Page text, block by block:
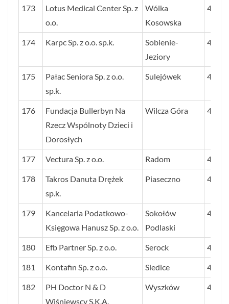
173
Lotus Medical Center Sp. z
o.o.
Wólka
Kosowska
46
174 Karpc Sp. z o.o. sp.k.
Sobienie-
Jeziory
46
175
Pałac Seniora Sp. z o.o.
sp.k.
Sulejówek 46
176
Fundacja Bullerbyn Na
Rzecz Wspólnoty Dzieci i
Dorosłych
Wilcza Góra 46
177 Vectura Sp. z o.o. Radom 46
178
Takros Danuta Drężek
sp.k.
Piaseczno 46
179
Kancelaria Podatkowo-
Księgowa Hanusz Sp. z o.o.
Sokołów
Podlaski
46
180 Efb Partner Sp. z o.o. Serock 45
181 Kontafin Sp. z o.o. Siedlce 45
182
PH Doctor N & D
Wiśniewscy S.K.A.
Wyszków 45